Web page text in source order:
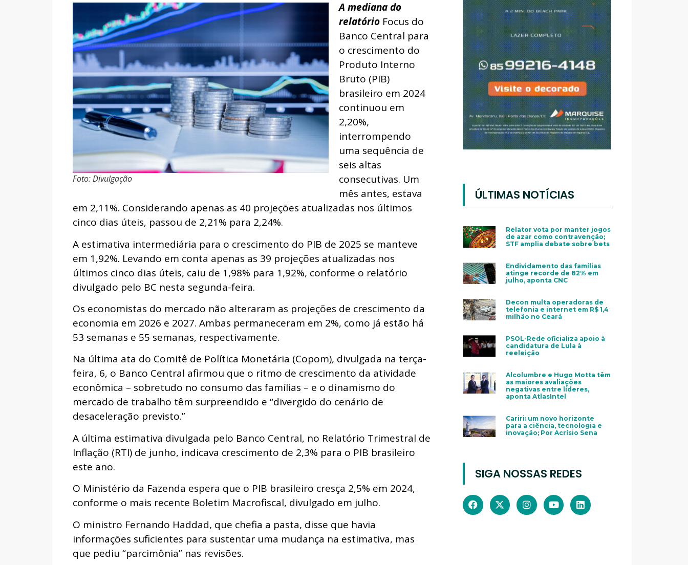
Foto: Divulgação
A mediana do
relatório Focus do
Banco Central para
o crescimento do
Produto Interno
Bruto (PIB)
brasileiro em 2024
continuou em
2,20%,
interrompendo
uma sequência de
seis altas
consecutivas. Um
mês antes, estava
em 2,11%. Considerando apenas as 40 projeções atualizadas nos últimos
cinco dias úteis, passou de 2,21% para 2,24%.
A estimativa intermediária para o crescimento do PIB de 2025 se manteve
em 1,92%. Levando em conta apenas as 39 projeções atualizadas nos
últimos cinco dias úteis, caiu de 1,98% para 1,92%, conforme o relatório
divulgado pelo BC nesta segunda-feira.
Os economistas do mercado não alteraram as projeções de crescimento da
economia em 2026 e 2027. Ambas permaneceram em 2%, como já estão há
53 semanas e 55 semanas, respectivamente.
Na última ata do Comitê de Política Monetária (Copom), divulgada na terça-
feira, 6, o Banco Central afirmou que o ritmo de crescimento da atividade
econômica – sobretudo no consumo das famílias – e o dinamismo do
mercado de trabalho têm surpreendido e “divergido do cenário de
desaceleração previsto.”
A última estimativa divulgada pelo Banco Central, no Relatório Trimestral de
Inflação (RTI) de junho, indicava crescimento de 2,3% para o PIB brasileiro
este ano.
O Ministério da Fazenda espera que o PIB brasileiro cresça 2,5% em 2024,
conforme o mais recente Boletim Macrofiscal, divulgado em julho.
O ministro Fernando Haddad, que chefia a pasta, disse que havia
informações suficientes para sustentar uma mudança na estimativa, mas
que pediu “parcimônia” nas revisões.
ÚLTIMAS NOTÍCIAS
Relator vota por manter jogos
de azar como contravenção;
STF amplia debate sobre bets
Endividamento das famílias
atinge recorde de 82% em
julho, aponta CNC
Decon multa operadoras de
telefonia e internet em R$ 1,4
milhão no Ceará
PSOL-Rede oficializa apoio à
candidatura de Lula à
reeleição
Alcolumbre e Hugo Motta têm
as maiores avaliações
negativas entre líderes,
aponta AtlasIntel
Cariri: um novo horizonte
para a ciência, tecnologia e
inovação; Por Acrísio Sena
SIGA NOSSAS REDES